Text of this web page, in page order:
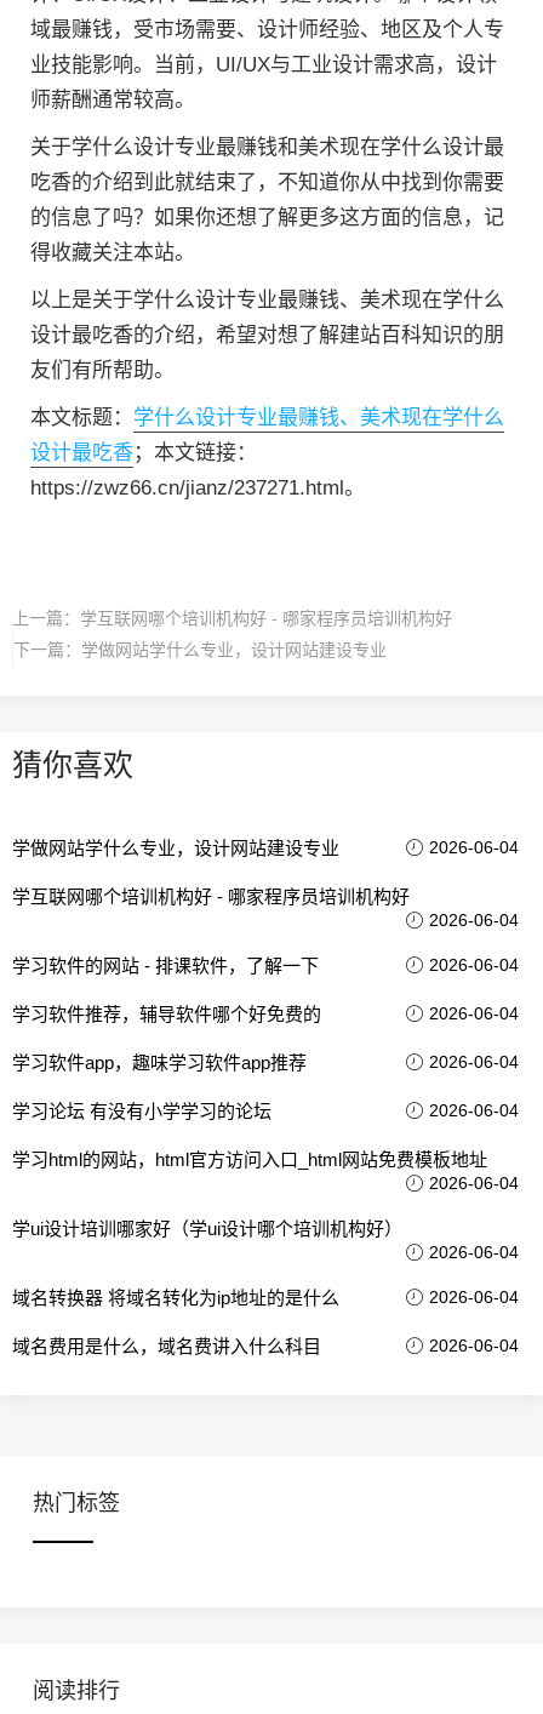
域最赚钱，受市场需要、设计师经验、地区及个人专
业技能影响。当前，UI/UX与工业设计需求高，设计
师薪酬通常较高。
关于学什么设计专业最赚钱和美术现在学什么设计最
吃香的介绍到此就结束了，不知道你从中找到你需要
的信息了吗？如果你还想了解更多这方面的信息，记
得收藏关注本站。
以上是关于学什么设计专业最赚钱、美术现在学什么
设计最吃香的介绍，希望对想了解建站百科知识的朋
友们有所帮助。
本文标题： 学什么设计专业最赚钱、美术现在学什么
设计最吃香；本文链接：
https://zwz66.cn/jianz/237271.html。
上一篇： 学互联网哪个培训机构好 - 哪家程序员培训机构好
下一篇： 学做网站学什么专业，设计网站建设专业
猜你喜欢
学做网站学什么专业，设计网站建设专业 2026-06-04
学互联网哪个培训机构好 - 哪家程序员培训机构好
2026-06-04
学习软件的网站 - 排课软件，了解一下 2026-06-04
学习软件推荐，辅导软件哪个好免费的 2026-06-04
学习软件app，趣味学习软件app推荐 2026-06-04
学习论坛 有没有小学学习的论坛 2026-06-04
学习html的网站，html官方访问入口_html网站免费模板地址
2026-06-04
学ui设计培训哪家好（学ui设计哪个培训机构好）
2026-06-04
域名转换器 将域名转化为ip地址的是什么 2026-06-04
域名费用是什么，域名费讲入什么科目 2026-06-04
热门标签
阅读排行